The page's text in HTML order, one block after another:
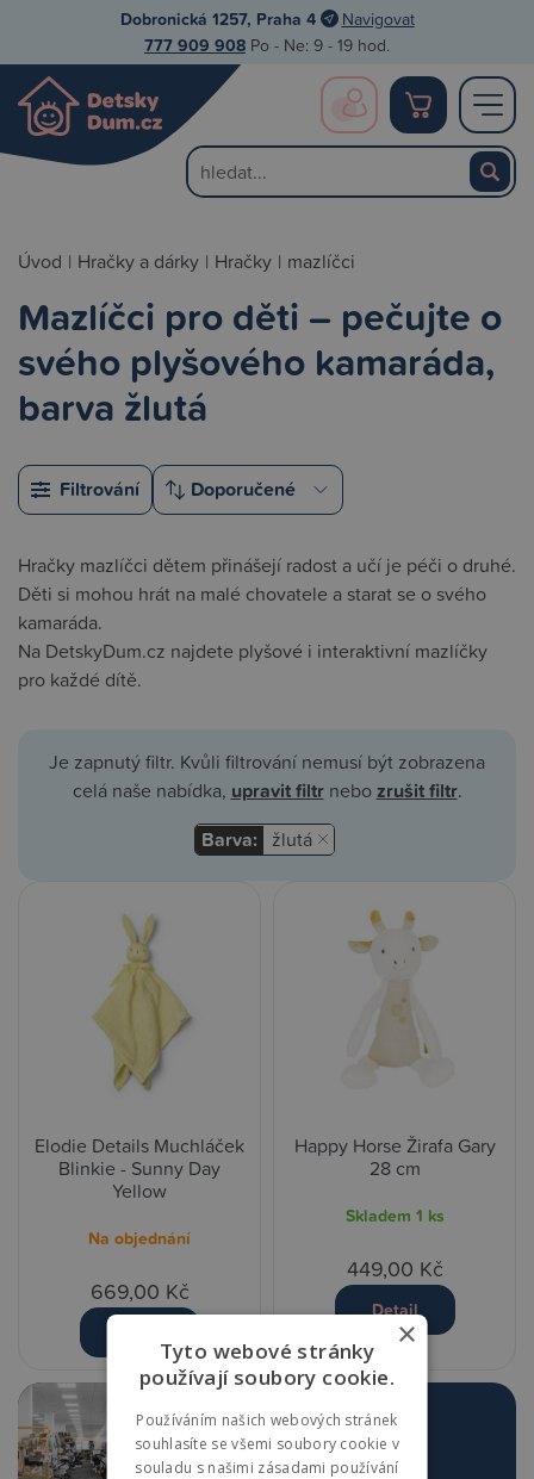
Dobronická 1257, Praha 4 Navigovat
777 909 908 Po - Ne: 9 - 19 hod.
Úvod | Hračky a dárky | Hračky | mazlíčci
Mazlíčci pro děti – pečujte o
svého plyšového kamaráda,
barva žlutá
Filtrování
Hračky mazlíčci dětem přinášejí radost a učí je péči o druhé.
Děti si mohou hrát na malé chovatele a starat se o svého
kamaráda.
Na DetskyDum.cz najdete plyšové i interaktivní mazlíčky
pro každé dítě.
Je zapnutý filtr. Kvůli filtrování nemusí být zobrazena
celá naše nabídka, upravit filtrnebozrušit filtr.
Barva: žlutá
Navštivte největší
prodejnu v Praze
Elodie Details Muchláček
Blinkie - Sunny Day
Yellow
Na objednání
669,00 Kč
Happy Horse Žirafa Gary
28 cm
Skladem 1 ks
449,00 Kč
Detail
×
Tyto webové stránky
používají soubory cookie.
Používáním našich webových stránek
souhlasíte se všemi soubory cookie v
souladu s našimi zásadami používání